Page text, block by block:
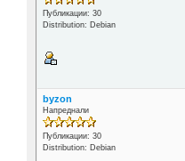
Публикации: 30
Distribution: Debian
byzon
Напреднали
Публикации: 30
Distribution: Debian